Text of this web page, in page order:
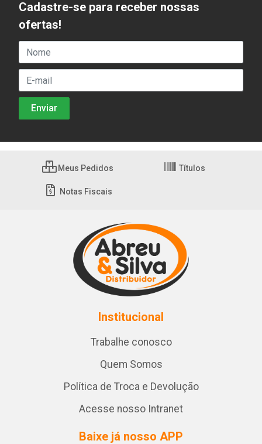
Cadastre-se para receber nossas
ofertas!
Meus Pedidos Títulos
Notas Fiscais
Institucional
Trabalhe conosco
Quem Somos
Política de Troca e Devolução
Acesse nosso Intranet
Baixe já nosso APP